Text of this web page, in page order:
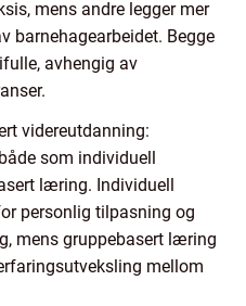
mens andre legger mer
barnehagearbeidet. Begge
avhengig av
videreutdanning:
som individuell
læring. Individuell
personlig tilpasning og
mens gruppebasert læring
mellom